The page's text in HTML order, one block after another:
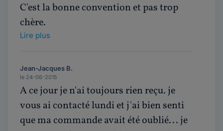
C'est la bonne convention et pas trop
chère.
Lire plus
Jean-Jacques B.
le 24-06-2015
A ce jour je n'ai toujours rien reçu. je
vous ai contacté lundi et j'ai bien senti
que ma commande avait été oublié... je